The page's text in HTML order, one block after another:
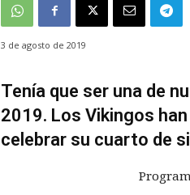
3 de agosto de 2019
Tenía que ser una de
2019. Los Vikingos
celebrar su cuarto de